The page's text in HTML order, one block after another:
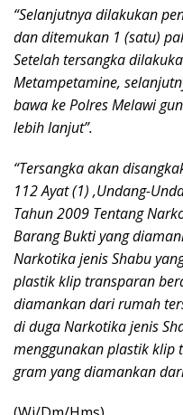
“Selanjutnya dilakukan
dan ditemukan 1 (satu)
Setelah tersangka
Metampetamine,
bawa ke Polres Melawi
lebih lanjut”.
“Tersangka akan
112 Ayat (1) ,Undang-
Tahun 2009 Tentang
Barang Bukti yang
Narkotika jenis Shabu
plastik klip transparan
diamankan dari rumah
di duga Narkotika jenis
menggunakan plastik
gram yang diamankan